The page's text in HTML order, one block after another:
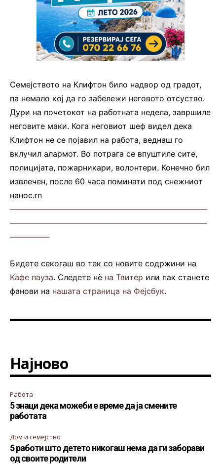
Семејството на Клифтон било надвор од градот,
па немало кој да го забележи неговото отсуство.
Дури на почетокот на работната недела, завршиле
неговите маки. Кога неговиот шеф видел дека
Клифтон не се појавил на работа, веднаш го
вклучил алармот. Во потрага се впуштиле сите,
полицијата, пожарникари, волонтери. Конечно бил
извлечен, после 60 часа поминати под снежниот
нанос.rn
—————————————————————————
—————————————————————————
—————
Бидете секогаш во тек со новите содржини на
Кафе пауза. Следете нè на Твитер или пак станете
фанови на нашата страница на Фејсбук.
Најново
Работа
5 знаци дека можеби е време да ја смените
работата
Дом и семејство
5 работи што детето никогаш нема да ги заборави
од своите родители